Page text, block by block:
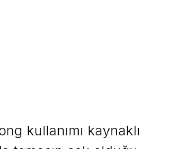
kullanımı kaynaklı